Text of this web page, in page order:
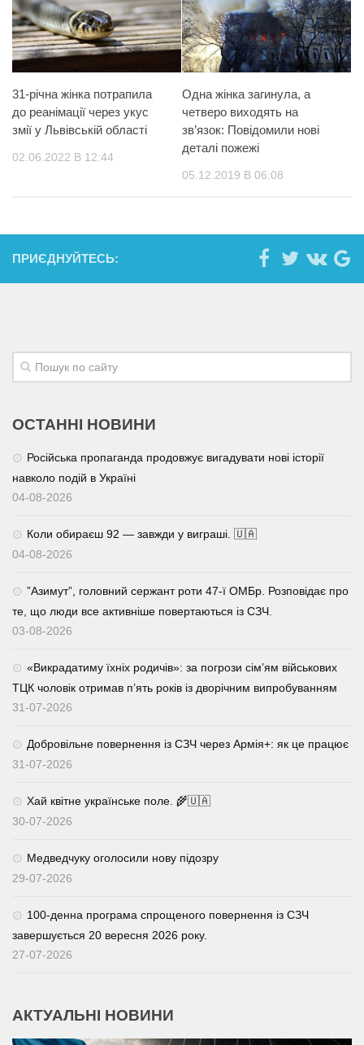
31-річна жінка потрапила
до реанімації через укус
змії у Львівській області
02.06.2022 В 12:44
Одна жінка загинула, а
четверо виходять на
зв’язок: Повідомили нові
деталі пожежі
05.12.2019 В 06:08
ПРИЄДНУЙТЕСЬ:
ОСТАННІ НОВИНИ
Російська пропаганда продовжує вигадувати нові історії
навколо подій в Україні
04-08-2026
Коли обираєш 92 — завжди у виграші. 🇺🇦
04-08-2026
⁨”Азимут”, головний сержант роти 47-ї ОМБр. Розповідає про
те, що люди все активніше повертаються із СЗЧ.
03-08-2026
«Викрадатиму їхніх родичів»: за погрози сім’ям військових
ТЦК чоловік отримав п’ять років із дворічним випробуванням
31-07-2026
Добровільне повернення із СЗЧ через Армія+: як це працює
31-07-2026
Хай квітне українське поле. 🌾🇺🇦
30-07-2026
Медведчуку оголосили нову підозру
29-07-2026
100-денна програма спрощеного повернення із СЗЧ
завершується 20 вересня 2026 року.
27-07-2026
АКТУАЛЬНІ НОВИНИ